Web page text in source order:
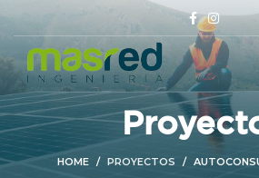
HOME PROYECTOS